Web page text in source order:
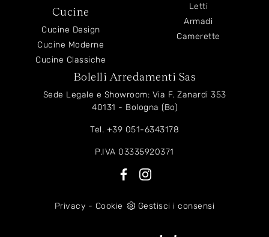
Cucine
Cucine Design
Cucine Moderne
Cucine Classiche
Letti
Armadi
Camerette
Bolelli Arredamenti Sas
Sede Legale e Showroom: Via F. Zanardi 353
40131 - Bologna (Bo)
Tel. +39 051-6343178
P.IVA 03335920371
Privacy - Cookie Gestisci i consensi